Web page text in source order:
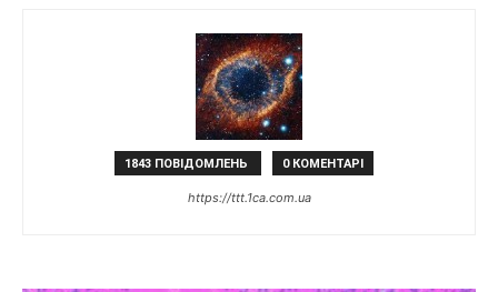
1843 ПОВІДОМЛЕНЬ 0 КОМЕНТАРІ
https://ttt.1ca.com.ua